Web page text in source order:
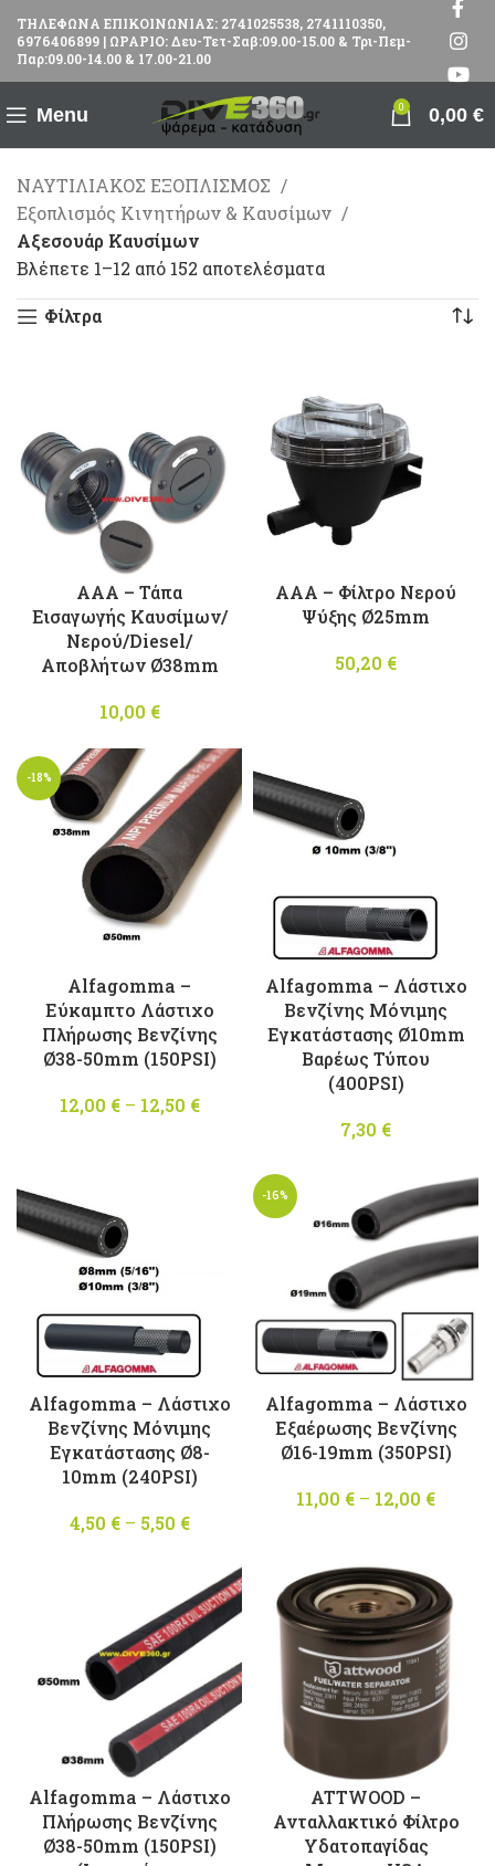
ΤΗΛΕΦΩΝΑ ΕΠΙΚΟΙΝΩΝΙΑΣ: 2741025538, 2741110350,
6976406899 | ΩΡΑΡΙΟ: Δευ-Τετ-Σαβ:09.00-15.00 & Τρι-Πεμ-
Παρ:09.00-14.00 & 17.00-21.00
Menu 0 0,00 €
ΝΑΥΤΙΛΙΑΚΟΣ ΕΞΟΠΛΙΣΜΟΣ
Εξοπλισμός Κινητήρων & Καυσίμων
Αξεσουάρ Καυσίμων
Βλέπετε 1–12 από 152 αποτελέσματα
Φίλτρα
AAA – Τάπα
Εισαγωγής Καυσίμων/
Νερού/Diesel/
Αποβλήτων Ø38mm
10,00 €
AAA – Φίλτρο Νερού
Ψύξης Ø25mm
50,20 €
-18%
Alfagomma –
Εύκαμπτο Λάστιχο
Πλήρωσης Βενζίνης
Ø38-50mm (150PSI)
12,00 € – 12,50 €
through
12,50 €
Alfagomma – Λάστιχο
Βενζίνης Μόνιμης
Εγκατάστασης Ø10mm
Βαρέως Τύπου
(400PSI)
7,30 €
Alfagomma – Λάστιχο
Βενζίνης Μόνιμης
Εγκατάστασης Ø8-
10mm (240PSI)
4,50 € – 5,50 €
4,50 €
through
5,50 €
-16%
Alfagomma – Λάστιχο
Εξαέρωσης Βενζίνης
Ø16-19mm (350PSI)
11,00 € – 12,00 €
12,00
Alfagomma – Λάστιχο
Πλήρωσης Βενζίνης
Ø38-50mm (150PSI)
ATTWOOD –
Ανταλλακτικό Φίλτρο
Υδατοπαγίδας